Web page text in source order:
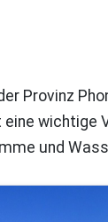
Provinz
und